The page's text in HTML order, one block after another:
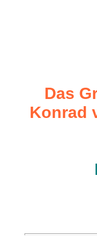
Das
Konrad